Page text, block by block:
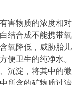
害物质的浓度相对
结合成不能携带氧
氧降低，威胁胎儿
便卫生的纯净水。
沉淀，将其中的微
所含的矿物质过滤